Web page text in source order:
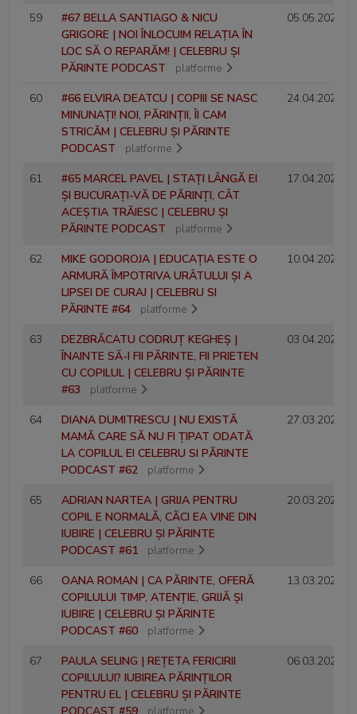
59
#67 BELLA SANTIAGO & NICU
GRIGORE | NOI ÎNLOCUIM RELAȚIA ÎN
LOC SĂ O REPARĂM! | CELEBRU ȘI
PĂRINTE PODCAST
platforme
05.05.2025
60
#66 ELVIRA DEATCU | COPIII SE NASC
MINUNAȚI! NOI, PĂRINȚII, ÎI CAM
STRICĂM | CELEBRU ȘI PĂRINTE
PODCAST
platforme
24.04.2025
61
#65 MARCEL PAVEL | STAȚI LÂNGĂ EI
ȘI BUCURAȚI-VĂ DE PĂRINȚI, CÂT
ACEȘTIA TRĂIESC | CELEBRU ȘI
PĂRINTE PODCAST
platforme
17.04.2025
62
MIKE GODOROJA | EDUCAȚIA ESTE O
ARMURĂ ÎMPOTRIVA URÂTULUI ȘI A
LIPSEI DE CURAJ | CELEBRU SI
PĂRINTE #64
platforme
10.04.2025
63
DEZBRĂCATU CODRUȚ KEGHEȘ |
ÎNAINTE SĂ-I FII PĂRINTE, FII PRIETEN
CU COPILUL | CELEBRU ȘI PĂRINTE
#63
platforme
03.04.2025
64
DIANA DUMITRESCU | NU EXISTĂ
MAMĂ CARE SĂ NU FI ȚIPAT ODATĂ
LA COPILUL EI CELEBRU SI PĂRINTE
PODCAST #62
platforme
27.03.2025
65
ADRIAN NARTEA | GRIJA PENTRU
COPIL E NORMALĂ, CĂCI EA VINE DIN
IUBIRE | CELEBRU ȘI PĂRINTE
PODCAST #61
platforme
20.03.2025
66
OANA ROMAN | CA PĂRINTE, OFERĂ
COPILULUI TIMP, ATENȚIE, GRIJĂ ȘI
IUBIRE | CELEBRU ȘI PĂRINTE
PODCAST #60
platforme
13.03.2025
67
PAULA SELING | REȚETA FERICIRII
COPILULUI? IUBIREA PĂRINȚILOR
PENTRU EL | CELEBRU ȘI PĂRINTE
06.03.2025